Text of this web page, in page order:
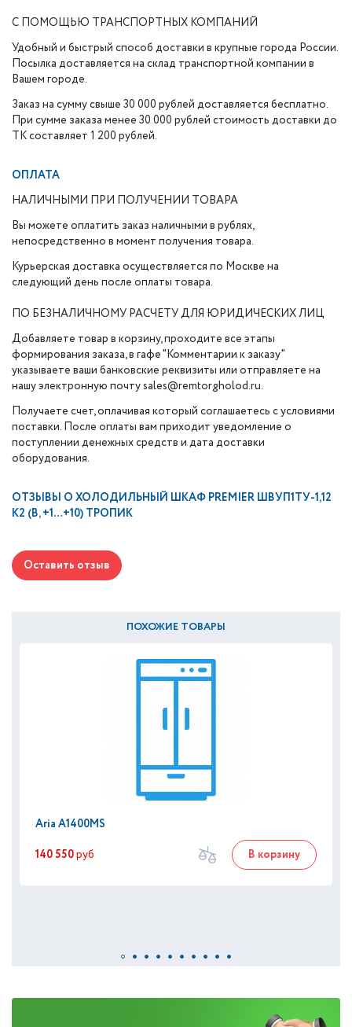
С ПОМОЩЬЮ ТРАНСПОРТНЫХ КОМПАНИЙ
Удобный и быстрый способ доставки в крупные города России.
Посылка доставляется на склад транспортной компании в
Вашем городе.
Заказ на сумму свыше 30 000 рублей доставляется бесплатно.
При сумме заказа менее 30 000 рублей стоимость доставки до
ТК составляет 1 200 рублей.
ОПЛАТА
НАЛИЧНЫМИ ПРИ ПОЛУЧЕНИИ ТОВАРА
Вы можете оплатить заказ наличными в рублях,
непосредственно в момент получения товара.
Курьерская доставка осуществляется по Москве на
следующий день после оплаты товара.
ПО БЕЗНАЛИЧНОМУ РАСЧЕТУ ДЛЯ ЮРИДИЧЕСКИХ ЛИЦ
Добавляете товар в корзину, проходите все этапы
формирования заказа, в гафе "Комментарии к заказу"
указываете ваши банковские реквизиты или отправляете на
нашу электронную почту sales@remtorgholod.ru.
Получаете счет, оплачивая который соглашаетесь с условиями
поставки. После оплаты вам приходит уведомление о
поступлении денежных средств и дата доставки
оборудования.
ОТЗЫВЫ О ХОЛОДИЛЬНЫЙ ШКАФ PREMIER ШВУП1ТУ-1,12
К2 (В, +1…+10) ТРОПИК
Оставить отзыв
ПОХОЖИЕ ТОВАРЫ
Aria A1400MS
140 550руб В корзину